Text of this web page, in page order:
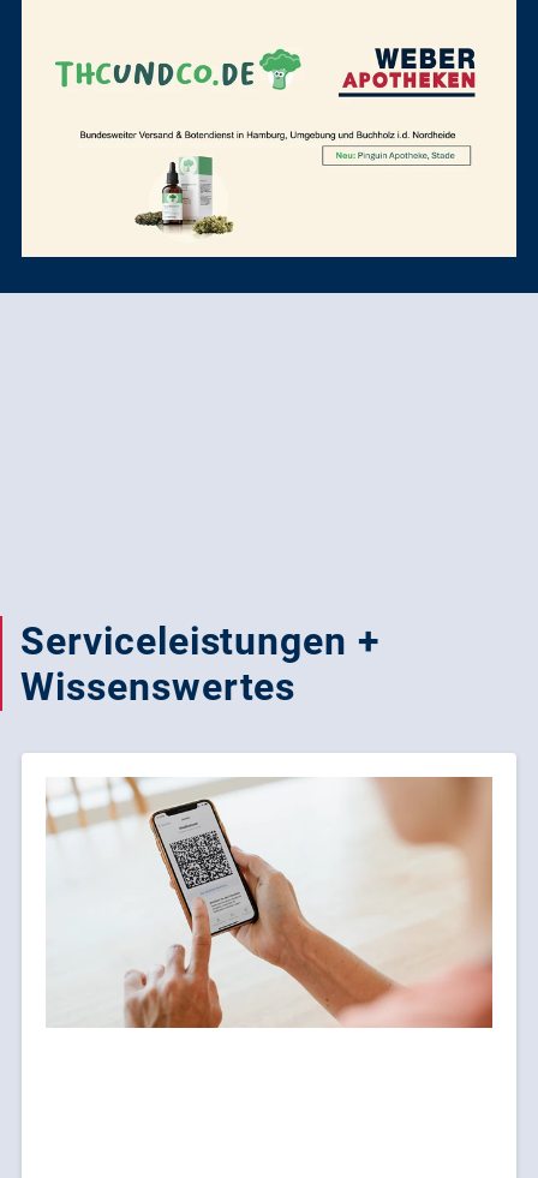
Serviceleistungen +
Wissenswertes